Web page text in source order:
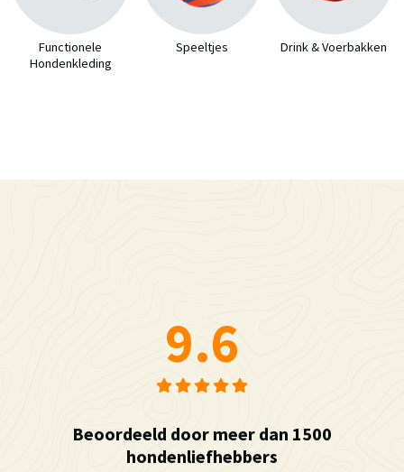
Functionele
Hondenkleding
Speeltjes Drink & Voerbakken
9.6
Beoordeeld door meer dan 1500
hondenliefhebbers